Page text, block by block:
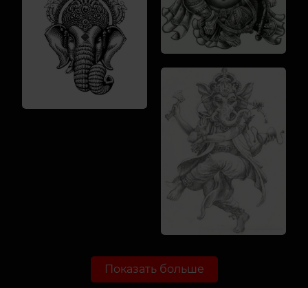
Показать больше